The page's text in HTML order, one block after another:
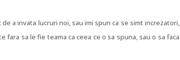
a invata lucruri noi, sau imi spun ca se simt increzatori,
sa le fie teama ca ceea ce o sa spuna, sau o sa faca